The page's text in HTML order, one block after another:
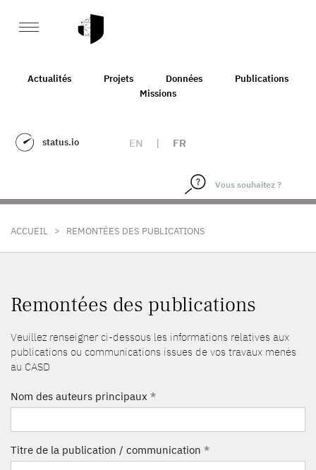
Actualités Projets Données
Publications
Missions
status.io EN | FR
ACCUEIL > REMONTÉES DES PUBLICATIONS
Remontées des publications
Veuillez renseigner ci-dessous les informations relatives aux
publications ou communications issues de vos travaux menés
au CASD
Nom des auteurs principaux *
Titre de la publication / communication *